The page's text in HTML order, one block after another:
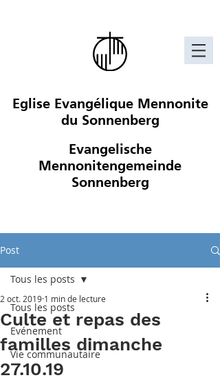
Eglise Evangélique Mennonite
du Sonnenberg
Evangelische
Mennonitengemeinde
Sonnenberg
Post
Tous les posts
Evénement
Vie communautaire
Tous les posts
Culte et repas des
familles dimanche
27.10.19
2 oct. 2019 1 min de lecture